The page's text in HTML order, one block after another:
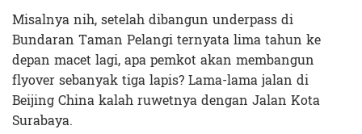
Misalnya nih, setelah dibangun underpass di
Bundaran Taman Pelangi ternyata lima tahun ke
depan macet lagi, apa pemkot akan membangun
flyover sebanyak tiga lapis? Lama-lama jalan di
Beijing China kalah ruwetnya dengan Jalan Kota
Surabaya.